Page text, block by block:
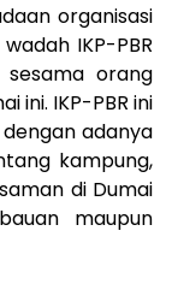
organisasi
IKP-PBR
orang
ini. IKP-PBR ini
adanya
kampung,
di Dumai
maupun